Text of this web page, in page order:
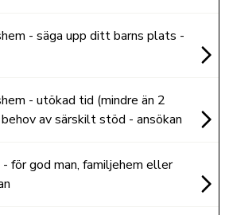
- säga upp ditt barns plats -
- utökad tid (mindre än 2
av särskilt stöd - ansökan
för god man, familjehem eller